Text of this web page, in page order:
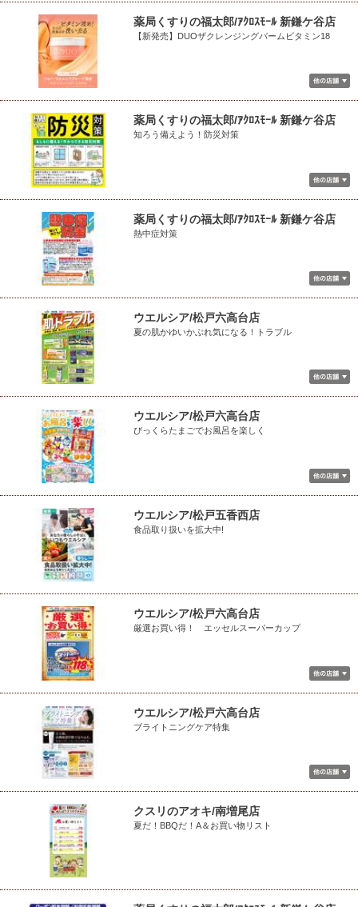
薬局くすりの福太郎/ｱｸﾛｽﾓｰﾙ 新鎌ケ谷店
【新発売】DUOザクレンジングバームビタミン18
薬局くすりの福太郎/ｱｸﾛｽﾓｰﾙ 新鎌ケ谷店
知ろう備えよう！防災対策
薬局くすりの福太郎/ｱｸﾛｽﾓｰﾙ 新鎌ケ谷店
熱中症対策
ウエルシア/松戸六高台店
夏の肌かゆいかぶれ気になる！トラブル
ウエルシア/松戸六高台店
びっくらたまごでお風呂を楽しく
ウエルシア/松戸五香西店
食品取り扱いを拡大中!
ウエルシア/松戸六高台店
厳選お買い得！ エッセルスーパーカップ
ウエルシア/松戸六高台店
ブライトニングケア特集
クスリのアオキ/南増尾店
夏だ！BBQだ！A＆お買い物リスト